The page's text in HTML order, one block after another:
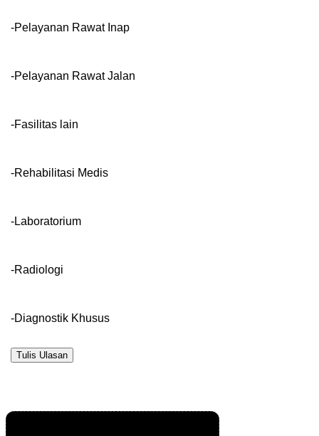
-Pelayanan Rawat Inap
-Pelayanan Rawat Jalan
-Fasilitas lain
-Rehabilitasi Medis
-Laboratorium
-Radiologi
-Diagnostik Khusus
Tulis Ulasan